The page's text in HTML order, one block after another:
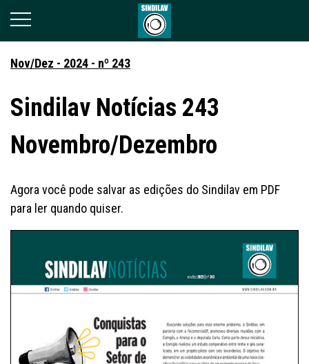
Nov/Dez - 2024 - nº 243
Sindilav Notícias 243
Novembro/Dezembro
Agora você pode salvar as edições do Sindilav em PDF
para ler quando quiser.